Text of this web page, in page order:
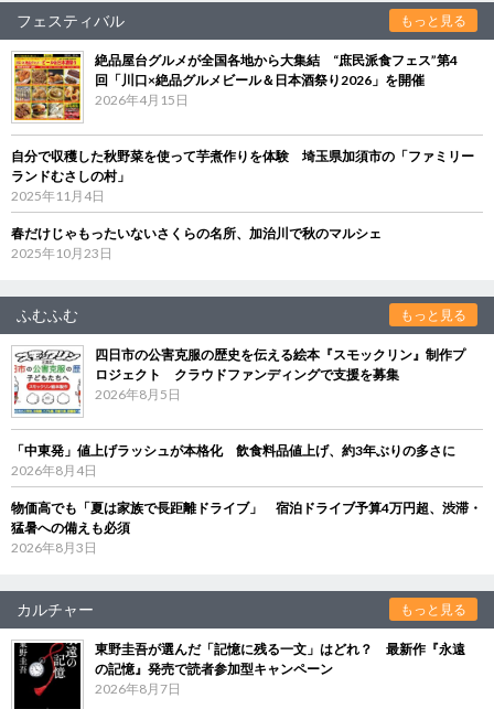
フェスティバル もっと見る
絶品屋台グルメが全国各地から大集結 “庶民派食フェス”第4
回「川口×絶品グルメビール＆日本酒祭り2026」を開催
2026年4月15日
自分で収穫した秋野菜を使って芋煮作りを体験 埼玉県加須市の「ファミリー
ランドむさしの村」
2025年11月4日
春だけじゃもったいないさくらの名所、加治川で秋のマルシェ
2025年10月23日
ふむふむ もっと見る
四日市の公害克服の歴史を伝える絵本『スモックリン』制作プ
ロジェクト クラウドファンディングで支援を募集
2026年8月5日
「中東発」値上げラッシュが本格化 飲食料品値上げ、約3年ぶりの多さに
2026年8月4日
物価高でも「夏は家族で長距離ドライブ」 宿泊ドライブ予算4万円超、渋滞・
猛暑への備えも必須
2026年8月3日
カルチャー もっと見る
東野圭吾が選んだ「記憶に残る一文」はどれ？ 最新作『永遠
の記憶』発売で読者参加型キャンペーン
2026年8月7日